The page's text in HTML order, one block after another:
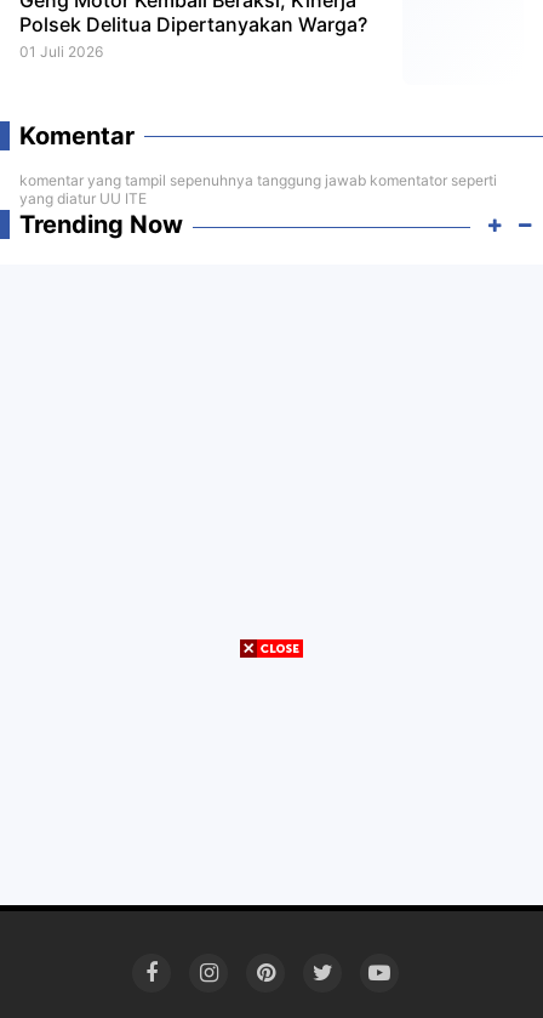
Polsek Delitua Dipertanyakan Warga?
01 Juli 2026
Komentar
komentar yang tampil sepenuhnya tanggung jawab komentator seperti
yang diatur UU ITE
Trending Now